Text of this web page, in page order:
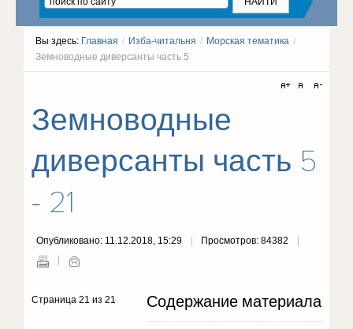
Вы здесь: Главная / Изба-читальня / Морская тематика /
Земноводные диверсанты часть 5
Земноводные
диверсанты часть 5
- 21
Опубликовано: 11.12.2018, 15:29 Просмотров: 84382
Содержание материала
Страница 21 из 21